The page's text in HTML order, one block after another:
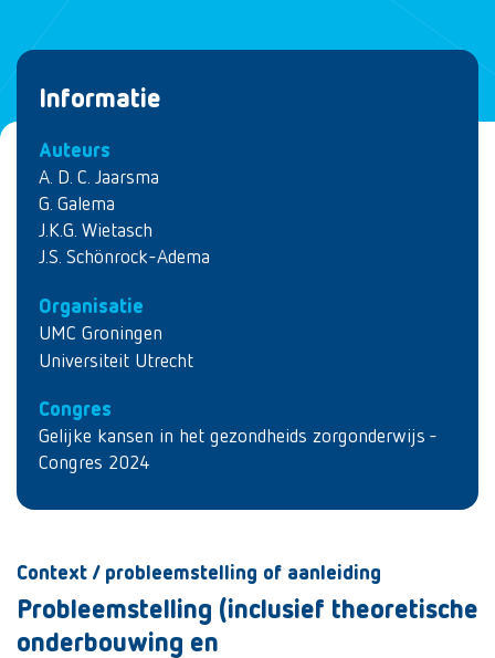
Informatie
Auteurs
A. D. C. Jaarsma
G. Galema
J.K.G. Wietasch
J.S. Schönrock-Adema
Organisatie
UMC Groningen
Universiteit Utrecht
Congres
Gelijke kansen in het gezondheids zorgonderwijs -
Congres 2024
Context / probleemstelling of aanleiding
Probleemstelling (inclusief theoretische
onderbouwing en